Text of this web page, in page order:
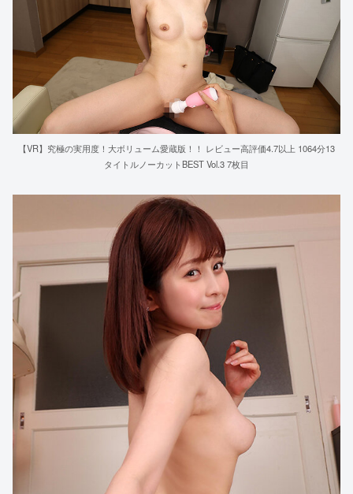
【VR】究極の実用度！大ボリューム愛蔵版！！ レビュー高評価4.7以上 1064分13
タイトルノーカットBEST Vol.3 7枚目